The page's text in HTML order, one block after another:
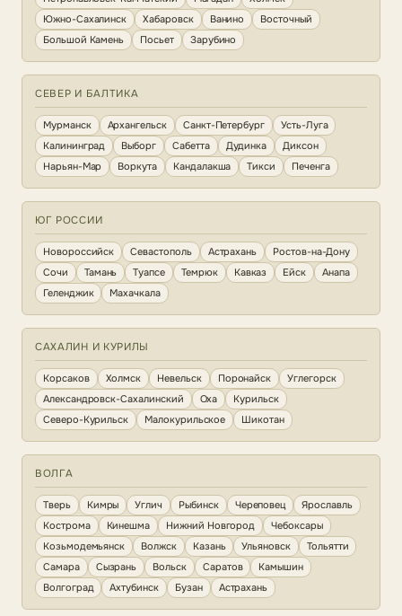
Южно-Сахалинск
Хабаровск Ванино
Восточный
Большой Камень
Посьет Зарубино
СЕВЕР И БАЛТИКА
Мурманск Архангельск Санкт-Петербург
Усть-Луга
Калининград
Выборг Сабетта Дудинка
Диксон
Нарьян-Мар
Воркута Кандалакша Тикси Печенга
ЮГ РОССИИ
Новороссийск Севастополь Астрахань
Ростов-на-Дону
Сочи
Тамань Туапсе Темрюк Кавказ Ейск
Анапа
Геленджик
Махачкала
САХАЛИН И КУРИЛЫ
Корсаков Холмск Невельск Поронайск
Углегорск
Александровск-Сахалинский
Оха
Курильск
Северо-Курильск
Малокурильское Шикотан
ВОЛГА
Тверь Кимры Углич Рыбинск Череповец
Ярославль
Кострома
Кинешма Нижний Новгород
Чебоксары
Козьмодемьянск
Волжск Казань Ульяновск
Тольятти
Самара
Сызрань Вольск Саратов
Камышин
Волгоград
Ахтубинск Бузан Астрахань